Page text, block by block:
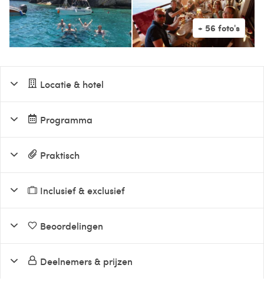
Locatie & hotel
Programma
Praktisch
Inclusief & exclusief
Beoordelingen
Deelnemers & prijzen